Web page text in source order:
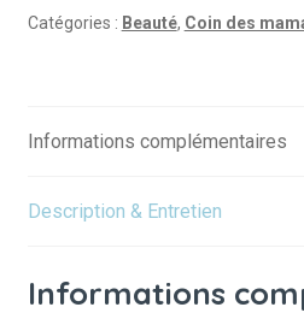
Toilette
Catégories : Beauté, Coin des
Informations complémentaires
Description & Entretien
Informations